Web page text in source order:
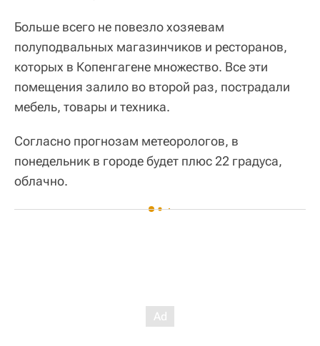
Больше всего не повезло хозяевам
полуподвальных магазинчиков и ресторанов,
которых в Копенгагене множество. Все эти
помещения залило во второй раз, пострадали
мебель, товары и техника.
Согласно прогнозам метеорологов, в
понедельник в городе будет плюс 22 градуса,
облачно.